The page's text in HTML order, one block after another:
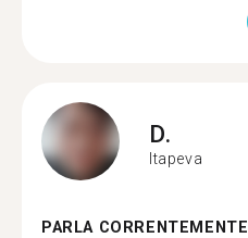
D.
Itapeva
PARLA CORRENTEMENTE